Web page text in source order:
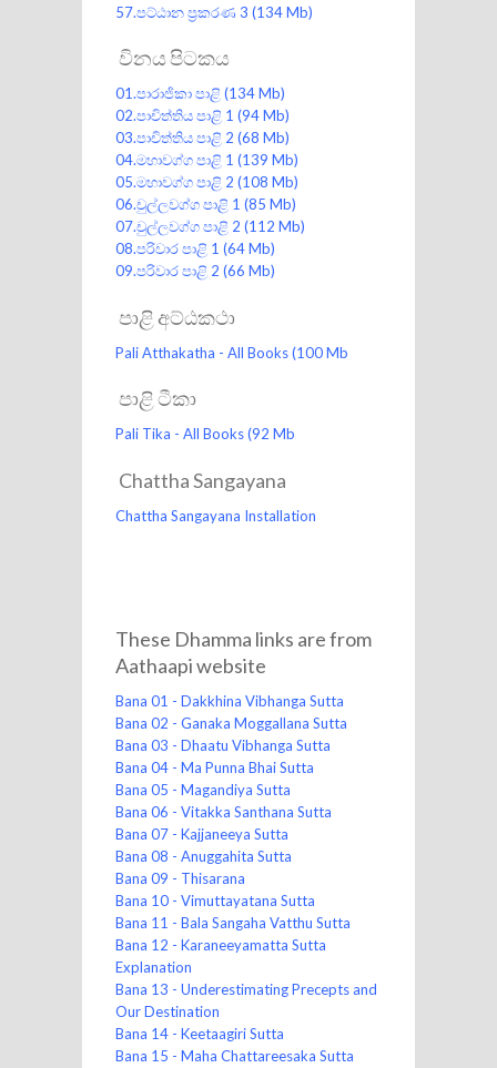
57.පට්ඨාන ප්‍රකරණ 3 (134 Mb)
විනය පිටකය
01.පාරාජිකා පාළි (134 Mb)
02.පාචිත්තිය පාළි 1 (94 Mb)
03.පාචිත්තිය පාළි 2 (68 Mb)
04.මහාවග්ග පාළි 1 (139 Mb)
05.මහාවග්ග පාළි 2 (108 Mb)
06.චුල්ලවග්ග පාළි 1 (85 Mb)
07.චුල්ලවග්ග පාළි 2 (112 Mb)
08.පරිවාර පාළි 1 (64 Mb)
09.පරිවාර පාළි 2 (66 Mb)
පාළි අට්ඨකථා
Pali Atthakatha - All Books(100 Mb
පාළි ටීකා
Pali Tika - All Books(92 Mb
Chattha Sangayana
Chattha Sangayana Installation
These Dhamma links are from
Aathaapi website
Bana 01 - Dakkhina Vibhanga Sutta
Bana 02 - Ganaka Moggallana Sutta
Bana 03 - Dhaatu Vibhanga Sutta
Bana 04 - Ma Punna Bhai Sutta
Bana 05 - Magandiya Sutta
Bana 06 - Vitakka Santhana Sutta
Bana 07 - Kajjaneeya Sutta
Bana 08 - Anuggahita Sutta
Bana 09 - Thisarana
Bana 10 - Vimuttayatana Sutta
Bana 11 - Bala Sangaha Vatthu Sutta
Bana 12 - Karaneeyamatta Sutta
Explanation
Bana 13 - Underestimating Precepts and
Our Destination
Bana 14 - Keetaagiri Sutta
Bana 15 - Maha Chattareesaka Sutta